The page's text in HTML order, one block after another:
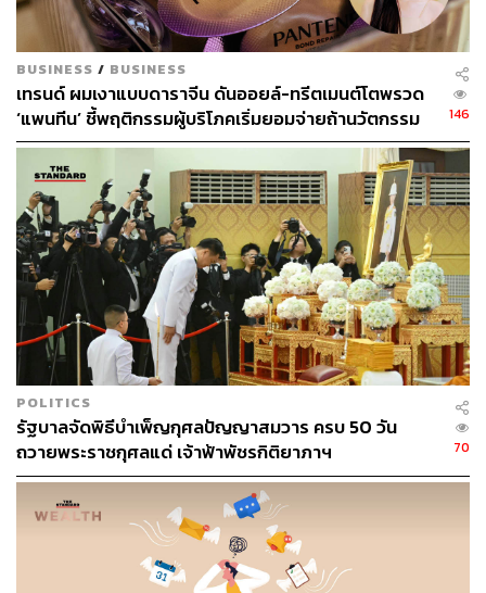
BUSINESS / BUSINESS
เทรนด์ ผมเงาแบบดาราจีน ดันออยล์-ทรีตเมนต์โตพรวด
‘แพนทีน’ ชี้พฤติกรรมผู้บริโภคเริ่มยอมจ่ายถ้านวัตกรรม
ตอบโจทย์
146
POLITICS
รัฐบาลจัดพิธีบำเพ็ญกุศลปัญญาสมวาร ครบ 50 วัน
ถวายพระราชกุศลแด่ เจ้าฟ้าพัชรกิติยาภาฯ
70